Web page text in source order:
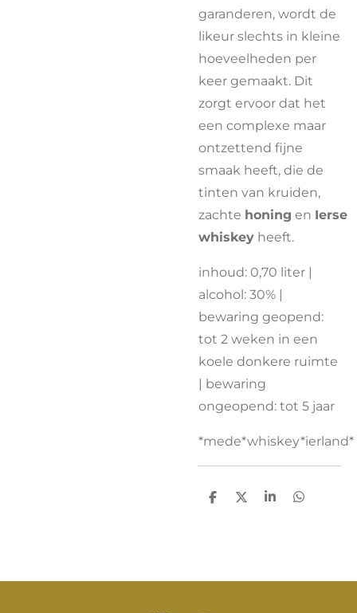
garanderen, wordt de
likeur slechts in kleine
hoeveelheden per
keer gemaakt. Dit
zorgt ervoor dat het
een complexe maar
ontzettend fijne
smaak heeft, die de
tinten van kruiden,
zachte honing en Ierse
whiskey heeft.
inhoud: 0,70 liter |
alcohol: 30% |
bewaring geopend:
tot 2 weken in een
koele donkere ruimte
| bewaring
ongeopend: tot 5 jaar
*mede*whiskey*ierland*
D
D
S
D